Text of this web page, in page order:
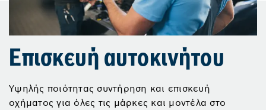
Επισκευή αυτοκινήτου
Υψηλής ποιότητας συντήρηση και επισκευή
οχήματος για όλες τις μάρκες και μοντέλα στο